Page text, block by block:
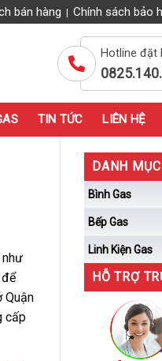
bán hàng Chính sách bảo
Hotline đặt
TIN TỨC LIÊN HỆ
Quận
cấp
DANH
Bình Gas
Bếp Gas
Linh Kiện Gas
HỖ TRỢ